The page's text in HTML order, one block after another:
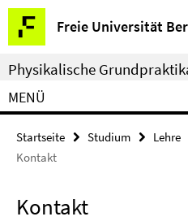
Springe
direkt
zu
Inhalt
Freie Universität
Service-
Navigation
Physikalische
MENÜ
Startseite Studium Lehre
Kontakt
Kontakt